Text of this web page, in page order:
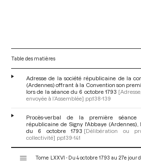
Table des matières
Adresse de la société républicaine de la
(Ardennes) offrant à la Convention son
lors de la séance du 6 octobre 1793
envoyée à l’Assemblée] pp.138-139
Procès-verbal de la première séance
républicaine de Signy l'Abbaye (Ardennes),
du 6 octobre 1793 [Délibération ou
collectivité] pp.139-141